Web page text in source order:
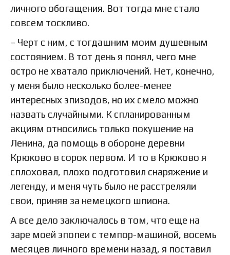
личного обогащения. Вот тогда мне стало
совсем тоскливо.
– Черт с ним, с тогдашним моим душевным
состо­янием. В тот день я понял, чего мне
остро не хватало приключений. Нет, конечно,
у меня было несколько более-менее
интересных эпизодов, но их смело можно
назвать случайными. К спланированным
акциям относились только покушение на
Ленина, да помощь в обороне деревни
Крюково в сорок первом. И то в Крюково я
сплоховал, плохо подготовил снаряжение и
легенду, и меня чуть было не расстреляли
свои, приняв за немецкого шпиона.
А все дело заключалось в том, что еще на
заре моей эпопеи с темпор-машиной, восемь
месяцев личного времени назад, я поставил